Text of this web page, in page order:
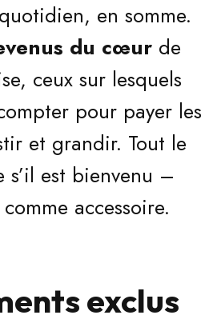
en somme.
du cœur de
ceux sur lesquels
pour payer les
et grandir. Tout le
s’il est bienvenu –
accessoire.
exclus